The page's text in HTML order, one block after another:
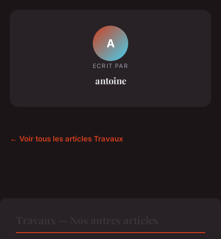
A
ECRIT PAR
antoine
← Voir tous les articles Travaux